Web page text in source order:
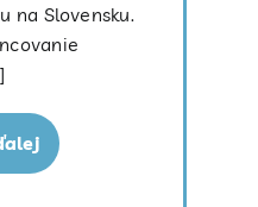
na Slovensku.